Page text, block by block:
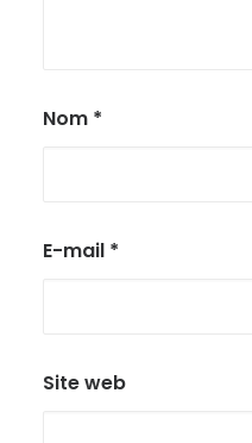
Nom *
E-mail *
Site web